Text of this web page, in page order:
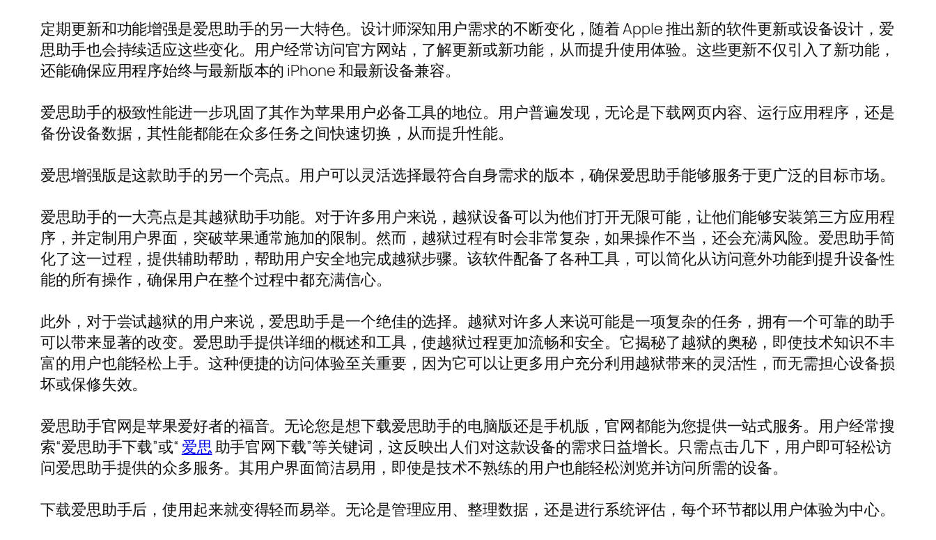
定期更新和功能增强是爱思助手的另一大特色。设计师深知用户需求的不断变化，随着 Apple 推出新的软件更新或设备设计，爱
思助手也会持续适应这些变化。用户经常访问官方网站，了解更新或新功能，从而提升使用体验。这些更新不仅引入了新功能，
还能确保应用程序始终与最新版本的 iPhone 和最新设备兼容。
爱思助手的极致性能进一步巩固了其作为苹果用户必备工具的地位。用户普遍发现，无论是下载网页内容、运行应用程序，还是
备份设备数据，其性能都能在众多任务之间快速切换，从而提升性能。
爱思增强版是这款助手的另一个亮点。用户可以灵活选择最符合自身需求的版本，确保爱思助手能够服务于更广泛的目标市场。
爱思助手的一大亮点是其越狱助手功能。对于许多用户来说，越狱设备可以为他们打开无限可能，让他们能够安装第三方应用程
序，并定制用户界面，突破苹果通常施加的限制。然而，越狱过程有时会非常复杂，如果操作不当，还会充满风险。爱思助手简
化了这一过程，提供辅助帮助，帮助用户安全地完成越狱步骤。该软件配备了各种工具，可以简化从访问意外功能到提升设备性
能的所有操作，确保用户在整个过程中都充满信心。
此外，对于尝试越狱的用户来说，爱思助手是一个绝佳的选择。越狱对许多人来说可能是一项复杂的任务，拥有一个可靠的助手
可以带来显著的改变。爱思助手提供详细的概述和工具，使越狱过程更加流畅和安全。它揭秘了越狱的奥秘，即使技术知识不丰
富的用户也能轻松上手。这种便捷的访问体验至关重要，因为它可以让更多用户充分利用越狱带来的灵活性，而无需担心设备损
坏或保修失效。
爱思助手官网是苹果爱好者的福音。无论您是想下载爱思助手的电脑版还是手机版，官网都能为您提供一站式服务。用户经常搜
索“爱思助手下载”或“ 爱思助手官网下载”等关键词，这反映出人们对这款设备的需求日益增长。只需点击几下，用户即可轻松访
问爱思助手提供的众多服务。其用户界面简洁易用，即使是技术不熟练的用户也能轻松浏览并访问所需的设备。
下载爱思助手后，使用起来就变得轻而易举。无论是管理应用、整理数据，还是进行系统评估，每个环节都以用户体验为中心。